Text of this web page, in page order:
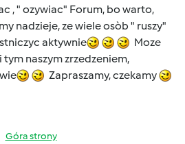
, " ozywiac" Forum, bo warto,
nadzieje, ze wiele osòb " ruszy"
aktywnie
Moze
naszym zrzedzeniem,
Zapraszamy, czekamy
Góra strony